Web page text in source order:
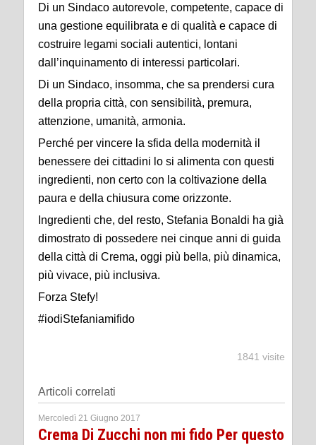
Di un Sindaco autorevole, competente, capace di
una gestione equilibrata e di qualità e capace di
costruire legami sociali autentici, lontani
dall’inquinamento di interessi particolari.
Di un Sindaco, insomma, che sa prendersi cura
della propria città, con sensibilità, premura,
attenzione, umanità, armonia.
Perché per vincere la sfida della modernità il
benessere dei cittadini lo si alimenta con questi
ingredienti, non certo con la coltivazione della
paura e della chiusura come orizzonte.
Ingredienti che, del resto, Stefania Bonaldi ha già
dimostrato di possedere nei cinque anni di guida
della città di Crema, oggi più bella, più dinamica,
più vivace, più inclusiva.
Forza Stefy!
#iodiStefaniamifido
1841 visite
Articoli correlati
Mercoledì 21 Giugno 2017
Crema Di Zucchi non mi fido Per questo